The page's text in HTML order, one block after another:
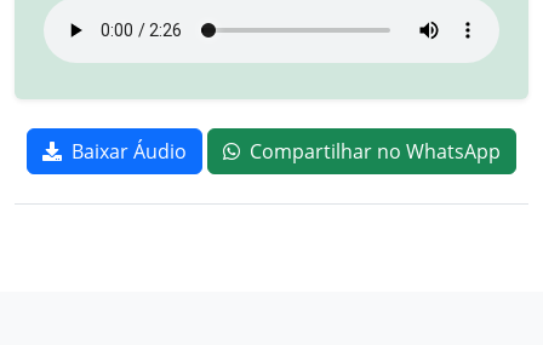
Baixar Áudio Compartilhar no WhatsApp